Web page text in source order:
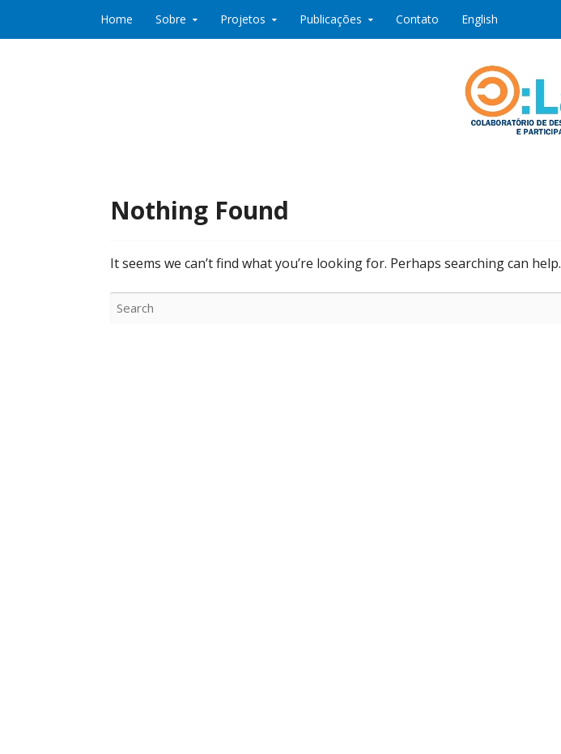
Home Sobre Projetos Publicações Contato English
Nothing Found
It seems we can’t find what you’re looking for. Perhaps searching can help.
Search